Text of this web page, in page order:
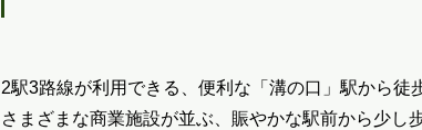
2駅3路線が利用できる、便利な「溝の口」駅から徒
さまざまな商業施設が並ぶ、賑やかな駅前から少し